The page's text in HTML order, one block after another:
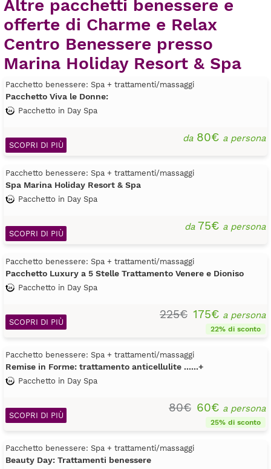
Altre pacchetti benessere e
offerte di Charme e Relax
Centro Benessere presso
Marina Holiday Resort & Spa
Pacchetto benessere: Spa + trattamenti/massaggi
Pacchetto Viva le Donne:
Pacchetto in Day Spa
da80€ a persona
SCOPRI DI PIÙ
Pacchetto benessere: Spa + trattamenti/massaggi
Spa Marina Holiday Resort & Spa
Pacchetto in Day Spa
da75€ a persona
SCOPRI DI PIÙ
Pacchetto benessere: Spa + trattamenti/massaggi
Pacchetto Luxury a 5 Stelle Trattamento Venere e Dioniso
Pacchetto in Day Spa
225€ 175€ a persona
22% di sconto
SCOPRI DI PIÙ
Pacchetto benessere: Spa + trattamenti/massaggi
Remise in Forme: trattamento anticellulite ......+
Pacchetto in Day Spa
80€ 60€ a persona
25% di sconto
SCOPRI DI PIÙ
Pacchetto benessere: Spa + trattamenti/massaggi
Beauty Day: Trattamenti benessere